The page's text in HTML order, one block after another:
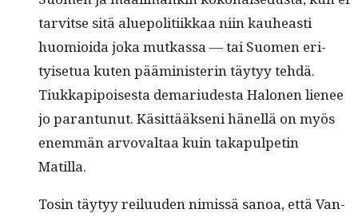
tarvitse sitä alue­poli­ti­ikkaa niin kauheasti
huomioi­da joka mutkas­sa — tai Suomen eri­
tyise­t­ua kuten päämin­is­terin täy­tyy tehdä.
Tiukkapipois­es­ta demar­i­ud­es­ta Halo­nen lie­nee
jo paran­tunut. Käsit­tääk­seni hänel­lä on myös
enem­män arvo­val­taa kuin taka­pulpetin
Matilla.
Tosin täy­tyy reilu­u­den nimis­sä sanoa, että Van­